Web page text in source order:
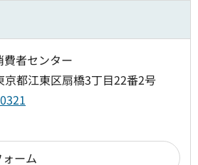
者センター
都江東区扇橋3丁目22番2号